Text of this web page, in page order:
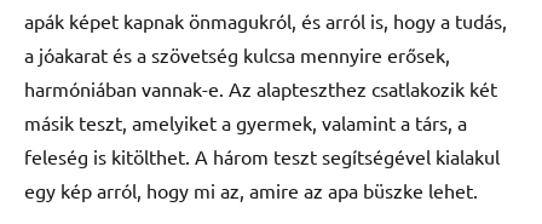
apák képet kapnak önmagukról, és arról is, hogy a tudás,
a jóakarat és a szövetség kulcsa mennyire erősek,
harmóniában vannak-e. Az alapteszthez csatlakozik két
másik teszt, amelyiket a gyermek, valamint a társ, a
feleség is kitölthet. A három teszt segítségével kialakul
egy kép arról, hogy mi az, amire az apa büszke lehet.